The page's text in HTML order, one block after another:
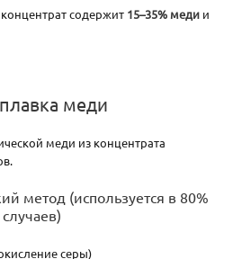
содержит 15–35% меди и
меди
меди из концентрата
метод (используется в 80%
случаев)
серы)